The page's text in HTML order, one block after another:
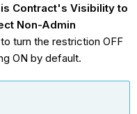
Contract's Visibility to
Non-Admin
turn the restriction OFF
ON by default.